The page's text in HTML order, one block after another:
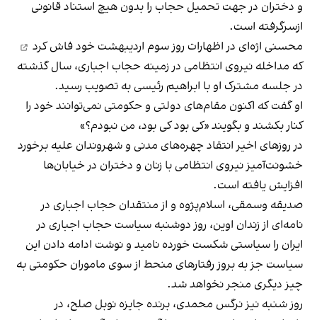
و دختران در جهت تحمیل حجاب را بدون هیچ استناد قانونی
ازسرگرفته است.
محسنی اژه‌ای در اظهارات روز سوم اردیبهشت خودفاش کرد
که مداخله نیروی انتظامی در زمینه حجاب اجباری، سال گذشته
در جلسه مشترک او با ابراهیم رئیسی به تصویب رسید.
او گفت که اکنون مقام‌های دولتی و حکومتی نمی‌توانند خود را
کنار بکشند و بگویند «کی بود کی بود، من نبودم؟»
در روزهای اخیر انتقاد چهره‌های مدنی و شهروندان علیه برخورد
خشونت‌آمیز نیروی انتظامی با زنان و دختران در خیابان‌ها
افزایش یافته است.
صدیقه وسمقی، اسلام‌پژوه و از منتقدان حجاب اجباری در
نامه‌ای از زندان اوین، روز دوشنبه سیاست حجاب اجباری در
ایران را سیاستی شکست خورده نامید و نوشت ادامه دادن این
سیاست جز به بروز رفتارهای منحط از سوی ماموران حکومتی به
چیز دیگری منجر نخواهد شد.
روز شنبه نیز نرگس محمدی، برنده جایزه نوبل صلح، در